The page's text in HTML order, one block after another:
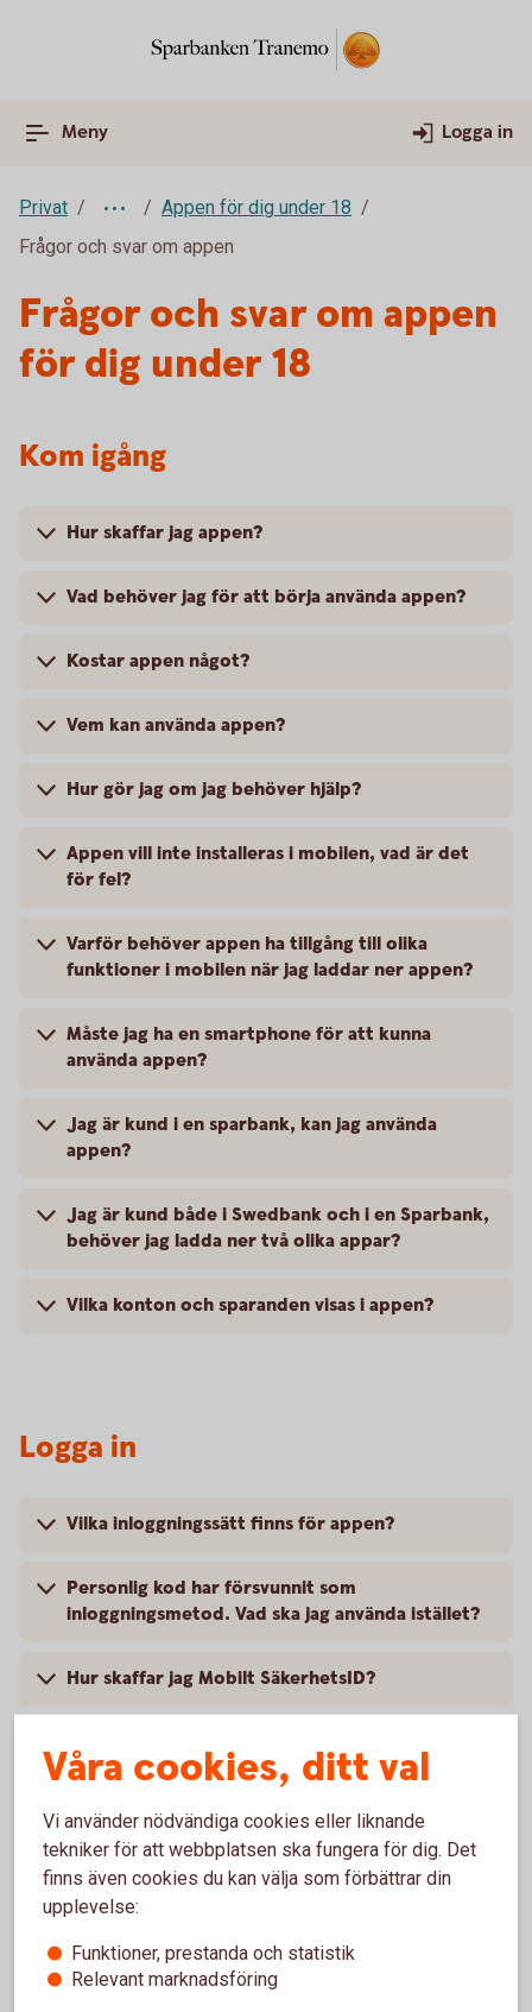
Meny Logga in
Privat
Appen för dig under 18
Frågor och svar om appen
Frågor och svar om appen
för dig under 18
Kom igång
Hur skaffar jag appen?
Vad behöver jag för att börja använda appen?
Kostar appen något?
Vem kan använda appen?
Hur gör jag om jag behöver hjälp?
Appen vill inte installeras i mobilen, vad är det
för fel?
Varför behöver appen ha tillgång till olika
funktioner i mobilen när jag laddar ner appen?
Måste jag ha en smartphone för att kunna
använda appen?
Jag är kund i en sparbank, kan jag använda
appen?
Jag är kund både i Swedbank och i en Sparbank,
behöver jag ladda ner två olika appar?
Vilka konton och sparanden visas i appen?
Logga in
Vilka inloggningssätt finns för appen?
Personlig kod har försvunnit som
inloggningsmetod. Vad ska jag använda istället?
Hur skaffar jag Mobilt SäkerhetsID?
Tjänster i appen
Kan jag betala räkningar i appen?
Våra cookies, ditt val
Vi använder nödvändiga cookies eller liknande
tekniker för att webbplatsen ska fungera för dig. Det
finns även cookies du kan välja som förbättrar din
upplevelse:
Funktioner, prestanda och statistik
Relevant marknadsföring